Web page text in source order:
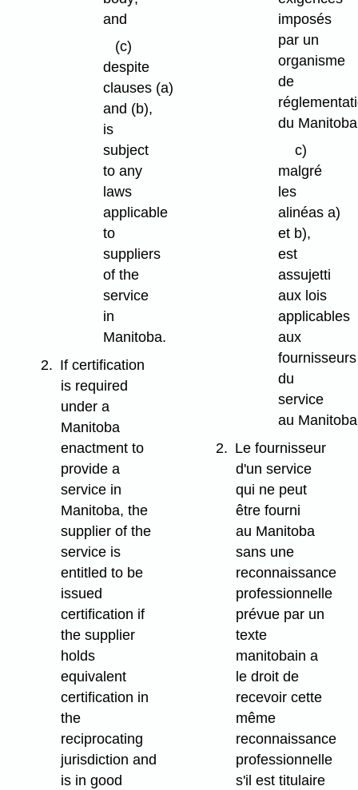
and
(c)
despite
clauses (a)
and (b),
is
subject
to any
laws
applicable
to
suppliers
of the
service
in
Manitoba.
2. If certification
is required
under a
Manitoba
enactment to
provide a
service in
Manitoba, the
supplier of the
service is
entitled to be
issued
certification if
the supplier
holds
equivalent
certification in
the
reciprocating
jurisdiction and
is in good
imposés
par un
organisme
de
du
c)
malgré
les
alinéas a)
et b),
est
assujetti
aux lois
applicables
aux
fournisseurs
du
service
au
2. Le fournisseur
d'un service
qui ne peut
être fourni
au Manitoba
sans une
reconnaissance
professionnelle
prévue par un
texte
manitobain a
le droit de
recevoir cette
même
reconnaissance
professionnelle
s'il est titulaire